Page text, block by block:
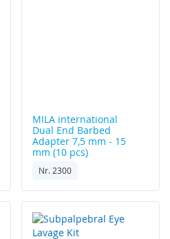
MILA international
Dual End Barbed
Adapter 7,5 mm - 15
mm (10 pcs)
Nr. 2300